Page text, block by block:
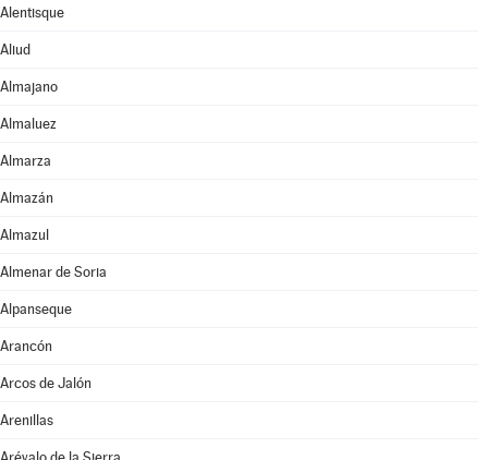
Alentisque
Aliud
Almajano
Almaluez
Almarza
Almazán
Almazul
Almenar de Soria
Alpanseque
Arancón
Arcos de Jalón
Arenillas